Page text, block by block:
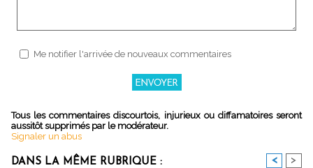
Me notifier l'arrivée de nouveaux commentaires
Tous les commentaires discourtois, injurieux ou diffamatoires seront
aussitôt supprimés par le modérateur.
Signaler un abus
DANS LA MÊME RUBRIQUE : < >